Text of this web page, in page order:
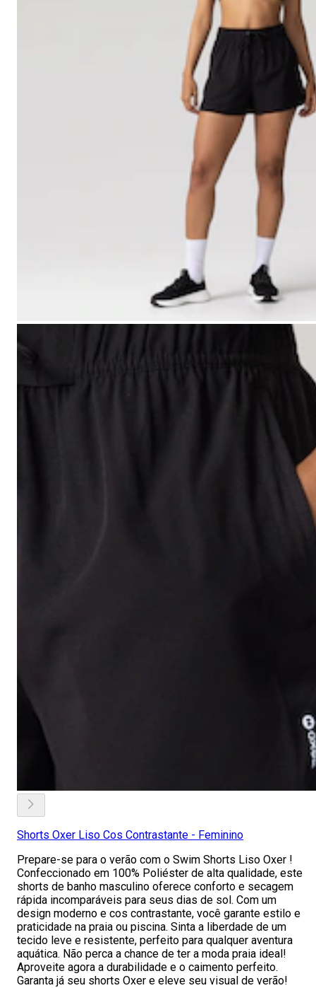
Shorts Oxer Liso Cos Contrastante - Feminino
Prepare-se para o verão com o Swim Shorts Liso Oxer !
Confeccionado em 100% Poliéster de alta qualidade, este
shorts de banho masculino oferece conforto e secagem
rápida incomparáveis para seus dias de sol. Com um
design moderno e cos contrastante, você garante estilo e
praticidade na praia ou piscina. Sinta a liberdade de um
tecido leve e resistente, perfeito para qualquer aventura
aquática. Não perca a chance de ter a moda praia ideal!
Aproveite agora a durabilidade e o caimento perfeito.
Garanta já seu shorts Oxer e eleve seu visual de verão!